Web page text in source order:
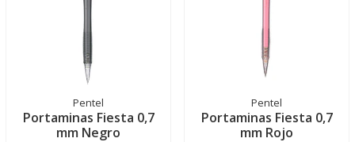
Pentel
Portaminas Fiesta 0,7
mm Negro
Pentel
Portaminas Fiesta 0,7
mm Rojo